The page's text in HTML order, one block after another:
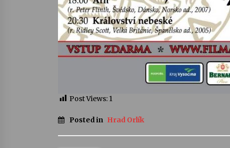
Post Views: 1
Posted in Hrad Orlík